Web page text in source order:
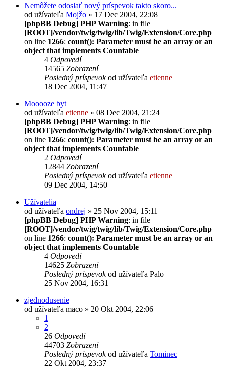
Nemôžete odoslať nový príspevok takto skoro...
od užívateľa Mojžo » 17 Dec 2004, 22:08
[phpBB Debug] PHP Warning: in file
[ROOT]/vendor/twig/twig/lib/Twig/Extension/Core.php
on line 1266: count(): Parameter must be an array or an
object that implements Countable
4 Odpovedí
14565 Zobrazení
Posledný príspevokod užívateľa etienne
18 Dec 2004, 11:47
Mooooze byt
od užívateľa etienne » 08 Dec 2004, 21:24
[phpBB Debug] PHP Warning: in file
[ROOT]/vendor/twig/twig/lib/Twig/Extension/Core.php
on line 1266: count(): Parameter must be an array or an
object that implements Countable
2 Odpovedí
12844 Zobrazení
Posledný príspevokod užívateľa etienne
09 Dec 2004, 14:50
Užívatelia
od užívateľa ondrej » 25 Nov 2004, 15:11
[phpBB Debug] PHP Warning: in file
[ROOT]/vendor/twig/twig/lib/Twig/Extension/Core.php
on line 1266: count(): Parameter must be an array or an
object that implements Countable
4 Odpovedí
14625 Zobrazení
Posledný príspevokod užívateľa Palo
25 Nov 2004, 16:31
zjednodusenie
od užívateľa maco » 20 Okt 2004, 22:06
1
2
26 Odpovedí
44703 Zobrazení
Posledný príspevokod užívateľa Tominec
22 Okt 2004, 23:37